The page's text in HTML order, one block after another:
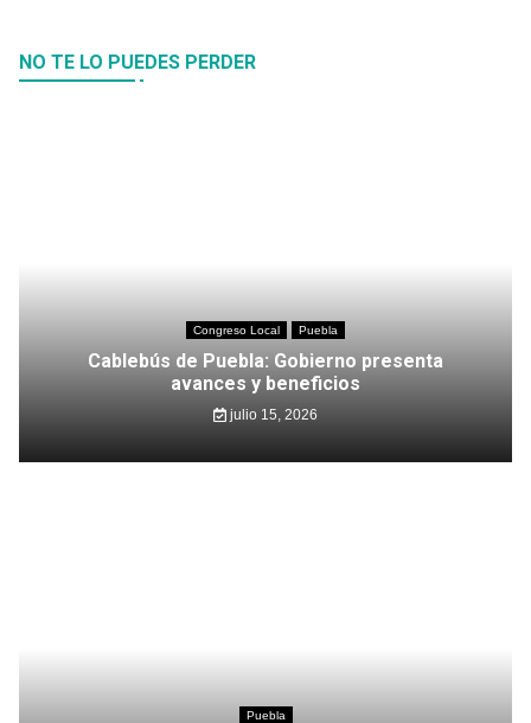
NO TE LO PUEDES PERDER
Congreso Local Puebla
Cablebús de Puebla: Gobierno presenta
avances y beneficios
julio 15, 2026
Puebla